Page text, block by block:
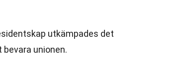
utkämpades det
bevara unionen.